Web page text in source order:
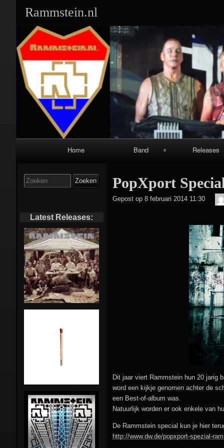
Rammstein.nl
Home Band
Geschiedenis:
Die Firma
Feeling B
First Arsch
Magdalene
Combo
Orgasm
The
Lindemann
Emigrate
Releases
Albums:
PopXport
Gepost op 8 februari 2014 11:30
Dit jaar viert Rammstein hun 20 jarig
word een kijkje genomen achter de
een Best-of-album was.
Natuurlijk worden er ook enkele van
De Rammstein special kun je hier
http://www.dw.de/popxport-spezial-
Zoek
naar:
Latest Releases: